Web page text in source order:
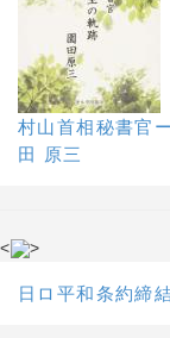
村山首相秘書官
田 原三
< >
日ロ平和条約締